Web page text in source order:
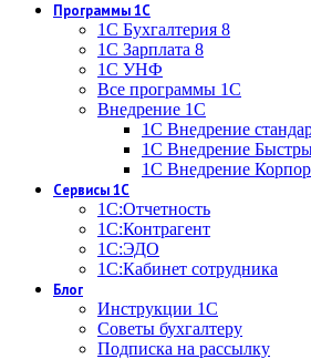
Программы 1С
1С Бухгалтерия 8
1С Зарплата 8
1С УНФ
Все программы 1С
Внедрение 1С
1С Внедрение
1С Внедрение
1С Внедрение
Сервисы 1С
1С:Отчетность
1С:Контрагент
1С:ЭДО
1С:Кабинет сотрудника
Блог
Инструкции 1С
Советы бухгалтеру
Подписка на рассылку